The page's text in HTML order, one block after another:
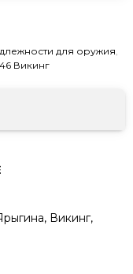
для оружия,
Викинг
Викинг,